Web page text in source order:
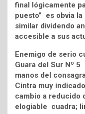
final lógicamente
puesto” es obvia
similar dividendo
accesible a sus
Enemigo de serio
Guara del Sur Nº
manos del
Cintra muy
cambio a reducido
elogiable cuadra;